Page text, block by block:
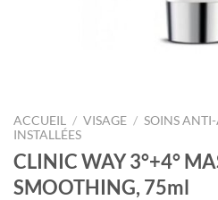
ACCUEIL / VISAGE / SOINS
INSTALLÉES
CLINIC WAY 3°+4°
SMOOTHING, 75ml